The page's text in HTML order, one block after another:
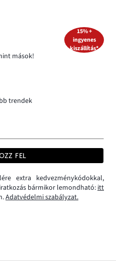
mások!
trendek
15% +
ingyenes
kiszállítás*
FEL
extra kedvezménykódokkal,
bármikor lemondható:itt
Adatvédelmi szabályzat.